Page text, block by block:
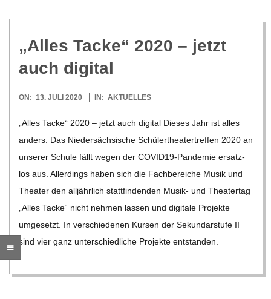
O
N
O
R
E
-
G
O
L
„Alles Tacke“ 2020 – jetzt
auch digital
2020-
13
ON: 13. JULI 2020 IN: AKTUELLES
„Alles Tacke“ 2020 – jetzt auch digi­tal Die­ses Jahr ist alles
anders: Das Nie­der­säch­si­sche Schü­ler­thea­ter­tref­fen 2020 an
unse­rer Schule fällt wegen der COVI­­D19-Pan­­de­­mie ersatz­
los aus. Aller­dings haben sich die Fach­be­rei­che Musik und
Thea­ter den all­jähr­lich statt­fin­den­den Musik- und Thea­ter­tag
„Alles Tacke“ nicht neh­men las­sen und digi­tale Pro­jekte
umge­setzt. In ver­schie­de­nen Kur­sen der Sekun­dar­stufe II
sind vier ganz unter­schied­li­che Pro­jekte ent­stan­den.